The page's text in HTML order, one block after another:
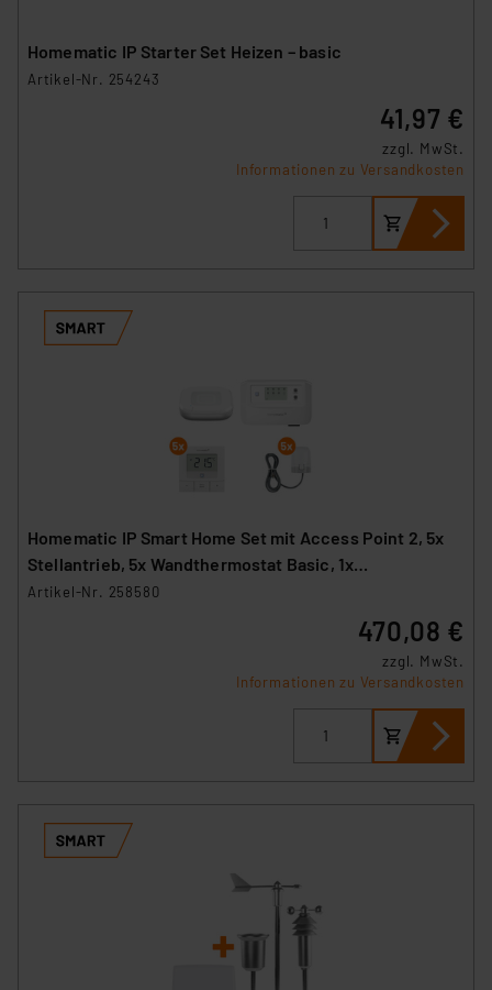
Homematic IP Starter Set Heizen – basic
Artikel-Nr. 254243
41,97 €
zzgl. MwSt.
Informationen zu Versandkosten
Homematic IP Smart Home Set mit Access Point 2, 5x
Stellantrieb, 5x Wandthermostat Basic, 1x
Fußbodenheizungscontroller
Artikel-Nr. 258580
470,08 €
zzgl. MwSt.
Informationen zu Versandkosten